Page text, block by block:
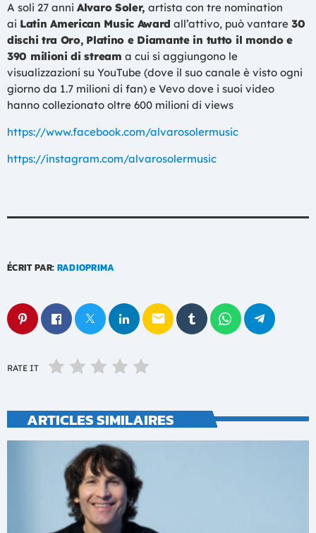
A soli 27 anni Alvaro Soler, artista con tre nomination
ai Latin American Music Award all’attivo, può vantare30
dischi tra Oro, Platino e Diamante in tutto il mondo e
390 milioni di streama cui si aggiungono le
visualizzazioni su YouTube (dove il suo canale è visto ogni
giorno da 1.7 milioni di fan) e Vevo dove i suoi video
hanno collezionato oltre 600 milioni di views
https://www.facebook.com/alvarosolermusic
https://instagram.com/alvarosolermusic
ÉCRIT PAR: RADIOPRIMA
email
RATE IT
ARTICLES SIMILAIRES